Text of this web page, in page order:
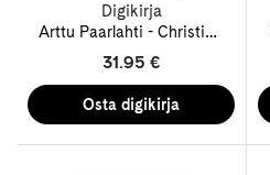
Digikirja
Arttu Paarlahti Christina Ruth
31.95 €